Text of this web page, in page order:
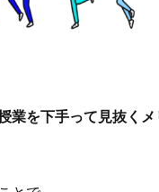
業を下手って見抜くメ